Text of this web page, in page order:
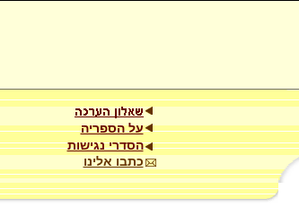
על הספריה
הסדרי נגישות
כתבו אלינו